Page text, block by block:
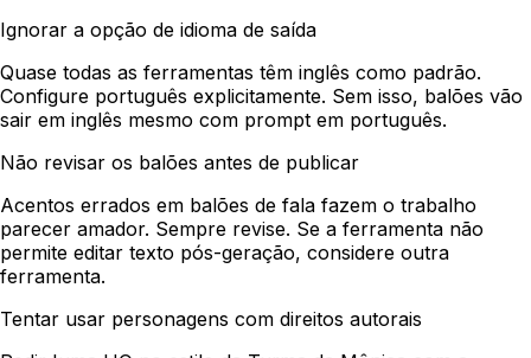
Ignorar a opção de idioma de saída
Quase todas as ferramentas têm inglês como padrão.
Configure português explicitamente. Sem isso, balões vão
sair em inglês mesmo com prompt em português.
Não revisar os balões antes de publicar
Acentos errados em balões de fala fazem o trabalho
parecer amador. Sempre revise. Se a ferramenta não
permite editar texto pós-geração, considere outra
ferramenta.
Tentar usar personagens com direitos autorais